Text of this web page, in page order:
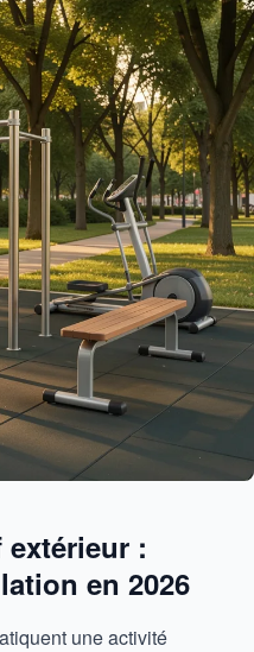
:
en 2026
une activité